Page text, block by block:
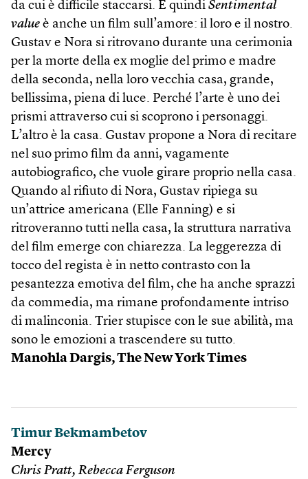
da cui è difficile staccarsi. E quindi Sentimental
value è anche un film sull’amore: il loro e il nostro.
Gustav e Nora si ritrovano durante una cerimonia
per la morte della ex moglie del primo e madre
della seconda, nella loro vecchia casa, grande,
bellissima, piena di luce. Perché l’arte è uno dei
prismi attraverso cui si scoprono i personaggi.
L’altro è la casa. Gustav propone a Nora di recitare
nel suo primo film da anni, vagamente
autobiografico, che vuole girare proprio nella casa.
Quando al rifiuto di Nora, Gustav ripiega su
un’attrice americana (Elle Fanning) e si
ritroveranno tutti nella casa, la struttura narrativa
del film emerge con chiarezza. La leggerezza di
tocco del regista è in netto contrasto con la
pesantezza emotiva del film, che ha anche sprazzi
da commedia, ma rimane profondamente intriso
di malinconia. Trier stupisce con le sue abilità, ma
sono le emozioni a trascendere su tutto.
Manohla Dargis, The New York Times
Timur Bekmambetov
Mercy
Chris Pratt, Rebecca Ferguson